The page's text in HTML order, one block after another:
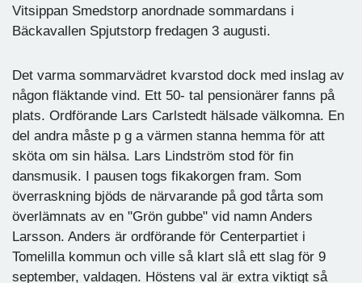
Vitsippan Smedstorp anordnade sommardans i
Bäckavallen Spjutstorp fredagen 3 augusti.
Det varma sommarvädret kvarstod dock med inslag av
någon fläktande vind. Ett 50- tal pensionärer fanns på
plats. Ordförande Lars Carlstedt hälsade välkomna. En
del andra måste p g a värmen stanna hemma för att
sköta om sin hälsa. Lars Lindström stod för fin
dansmusik. I pausen togs fikakorgen fram. Som
överraskning bjöds de närvarande på god tårta som
överlämnats av en "Grön gubbe" vid namn Anders
Larsson. Anders är ordförande för Centerpartiet i
Tomelilla kommun och ville så klart slå ett slag för 9
september, valdagen. Höstens val är extra viktigt så